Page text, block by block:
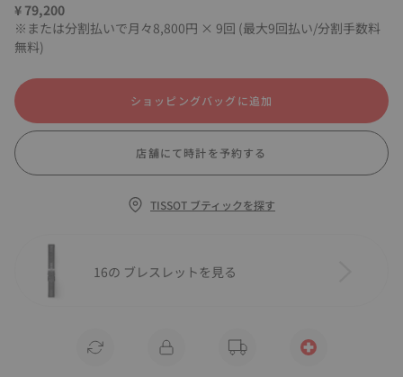
¥ 79,200
※または分割払いで月々8,800円 × 9回 (最大9回払い/分割手数料
無料)
ショッピングバッグに追加
店舗にて時計を予約する
TISSOT ブティックを探す
16の ブレスレットを見る